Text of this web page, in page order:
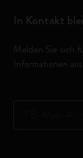
In Kontakt
Melden Sie sich
Informationen